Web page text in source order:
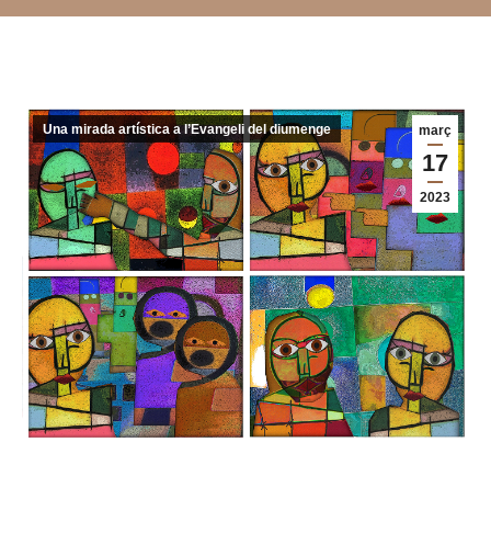
març
17
2023
Una mirada artística a l’Evangeli del diumenge